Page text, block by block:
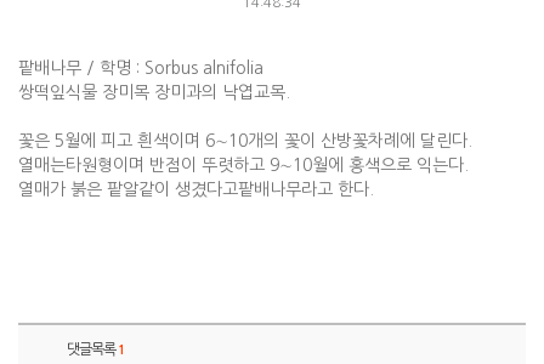
14:48:34
팥배나무 / 학명 : Sorbus alnifolia
쌍떡잎식물 장미목 장미과의 낙엽교목.
꽃은 5월에 피고 흰색이며 6∼10개의 꽃이 산방꽃차례에 달린다.
열매는타원형이며 반점이 뚜렷하고 9∼10월에 홍색으로 익는다.
열매가 붉은 팥알같이 생겼다고팥배나무라고 한다.
댓글목록1